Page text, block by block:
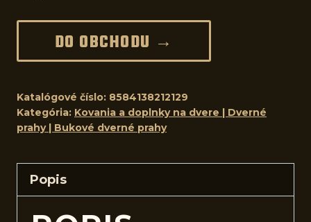
DO OBCHODU →
Katalógové číslo: 8584138212129
Kategória: Kovania a doplnky na dvere | Dverné
prahy | Bukové dverné prahy
Popis